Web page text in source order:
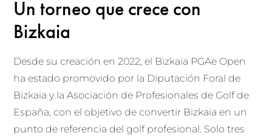
Un torneo que crece con
Bizkaia
Desde su creación en 2022, el Bizkaia PGAe Open
ha estado promovido por la Diputación Foral de
Bizkaia y la Asociación de Profesionales de Golf de
España, con el objetivo de convertir Bizkaia en un
punto de referencia del golf profesional. Solo tres